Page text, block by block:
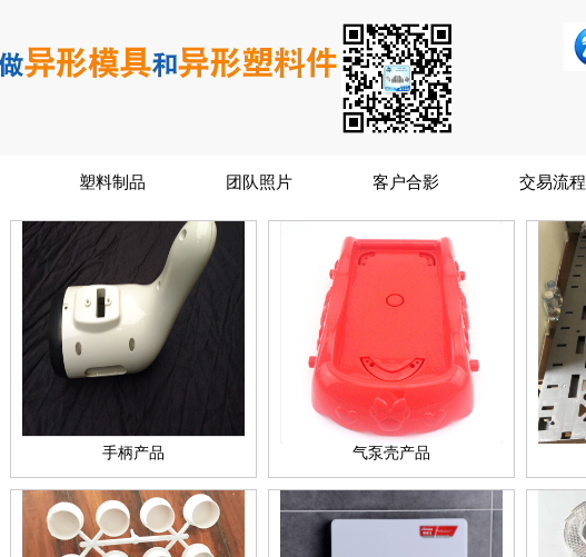
塑料制品 团队照片 客户合影 交易流程
手柄产品 气泵壳产品